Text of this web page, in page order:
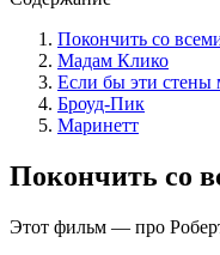
Покончить со
Мадам Клико
Если бы эти стены
Броуд-Пик
Маринетт
Покончить со
Этот фильм — про